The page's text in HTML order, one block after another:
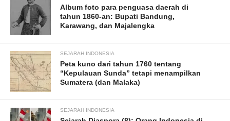
Album foto para penguasa daerah di
tahun 1860-an: Bupati Bandung,
Karawang, dan Majalengka
SEJARAH INDONESIA
Peta kuno dari tahun 1760 tentang
“Kepulauan Sunda” tetapi menampilkan
Sumatera (dan Malaka)
SEJARAH INDONESIA